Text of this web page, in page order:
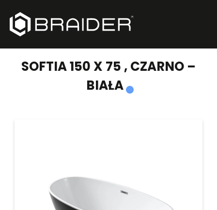
PRODUKTY
SOFTIA 150 X 75 , CZARNO –
BIAŁA